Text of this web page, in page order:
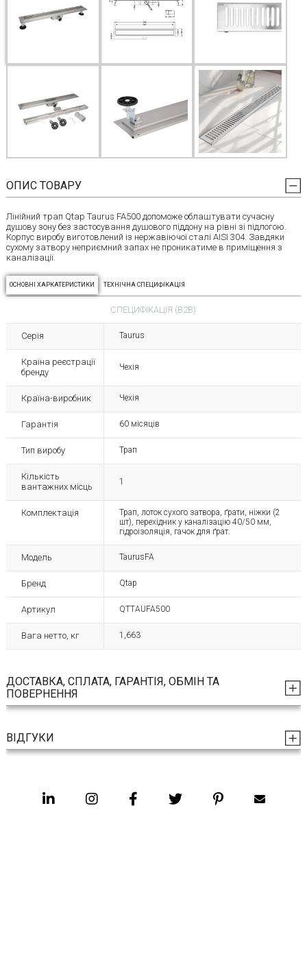
ОПИС ТОВАРУ
Лінійний трап Qtap Taurus FA500 допоможе облаштувати сучасну
душову зону без застосування душового піддону на рівні зі підлогою.
Корпус виробу виготовлений із нержавіючої сталі AISI 304. Завдяки
сухому затвору неприємний запах не проникатиме в приміщення з
каналізації.
ОСНОВНІ ХАРКАТЕРИСТИКИ ТЕХНІЧНА СПЕЦИФІКАЦІЯ
СПЕЦИФІКАЦІЯ (B2B)
Серія Taurus
Країна реєстрації
бренду
Чехія
Країна-виробник Чехія
Гарантія 60 місяців
Тип виробу Трап
Кількість
вантажних місць
1
Комплектація
Трап, лоток сухого затвора, ґрати, ніжки (2
шт), перехідник у каналізацію 40/50 мм,
гідроізоляція, гачок для ґрат.
Модель TaurusFA
Бренд Qtap
Артикул QTTAUFA500
Вага нетто, кг 1,663
ДОСТАВКА, СПЛАТА, ГАРАНТІЯ, ОБМІН ТА
ПОВЕРНЕННЯ
ВІДГУКИ